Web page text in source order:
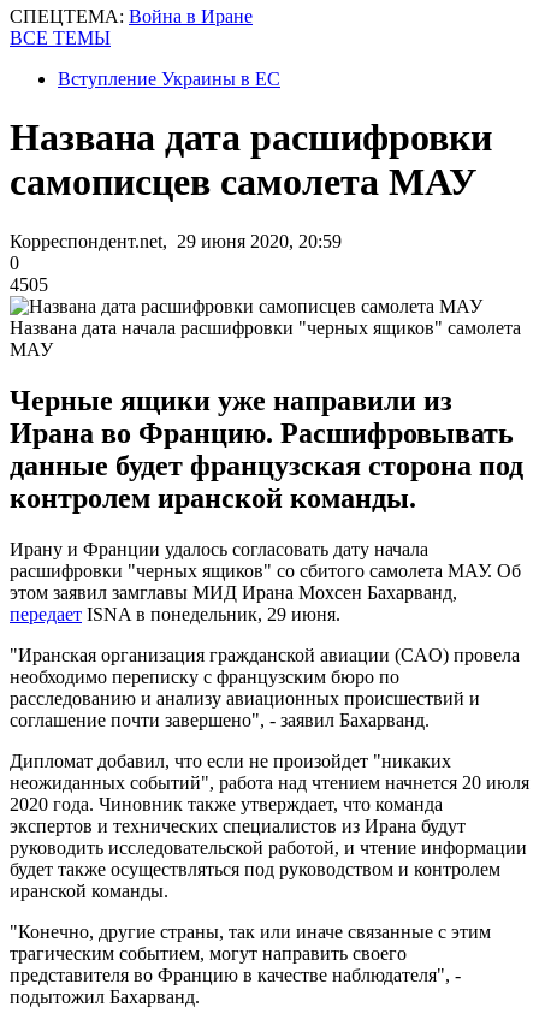
СПЕЦТЕМА: Война в Иране
ВСЕ ТЕМЫ
Вступление Украины в ЕС
Названа дата расшифровки
самописцев самолета МАУ
Корреспондент.net, 29 июня 2020, 20:59
0
4505
Названа дата начала расшифровки "черных ящиков" самолета
МАУ
Черные ящики уже направили из
Ирана во Францию. Расшифровывать
данные будет французская сторона под
контролем иранской команды.
Ирану и Франции удалось согласовать дату начала
расшифровки "черных ящиков" со сбитого самолета МАУ. Об
этом заявил замглавы МИД Ирана Мохсен Бахарванд,
передает ISNA в понедельник, 29 июня.
"Иранская организация гражданской авиации (CAO) провела
необходимо переписку с французским бюро по
расследованию и анализу авиационных происшествий и
соглашение почти завершено", - заявил Бахарванд.
Дипломат добавил, что если не произойдет "никаких
неожиданных событий", работа над чтением начнется 20 июля
2020 года. Чиновник также утверждает, что команда
экспертов и технических специалистов из Ирана будут
руководить исследовательской работой, и чтение информации
будет также осуществляться под руководством и контролем
иранской команды.
"Конечно, другие страны, так или иначе связанные с этим
трагическим событием, могут направить своего
представителя во Францию ​​в качестве наблюдателя", -
подытожил Бахарванд.